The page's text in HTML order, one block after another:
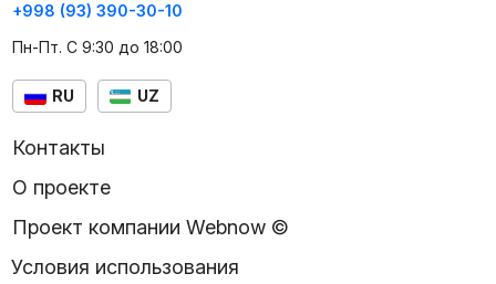
+998 (93) 390-30-10
Пн-Пт. С 9:30 до 18:00
RU UZ
Контакты
О проекте
Проект компании Webnow ©
Условия использования